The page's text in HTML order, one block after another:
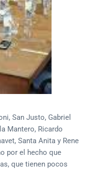
San Justo, Gabriel
Mantero, Ricardo
Santa Anita y Rene
por el hecho que
que tienen pocos